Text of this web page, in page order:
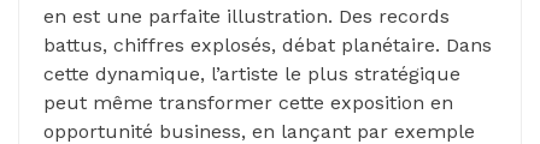
en est une parfaite illustration. Des records
battus, chiffres explosés, débat planétaire. Dans
cette dynamique, l’artiste le plus stratégique
peut même transformer cette exposition en
opportunité business, en lançant par exemple